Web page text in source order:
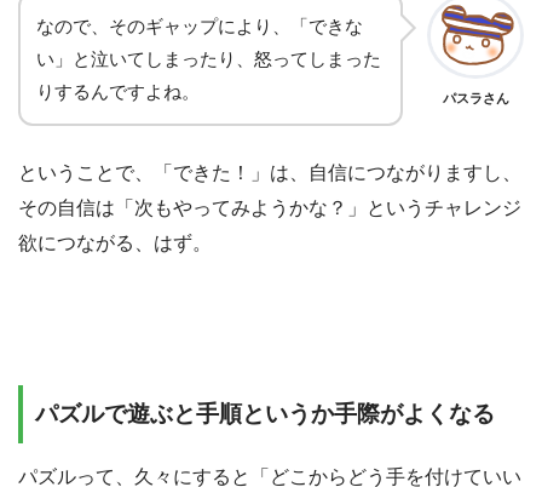
なので、そのギャップにより、「できな
い」と泣いてしまったり、怒ってしまった
りするんですよね。
パスラさん
ということで、「できた！」は、自信につながりますし、
その自信は「次もやってみようかな？」というチャレンジ
欲につながる、はず。
パズルで遊ぶと手順というか手際がよくなる
パズルって、久々にすると「どこからどう手を付けていい